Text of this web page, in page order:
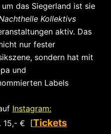
das Siegerland ist sie
Kollektivs
aktiv. Das
nur fester
sondern hat mit
und
Labels
Instagram:
15,- € [Tickets